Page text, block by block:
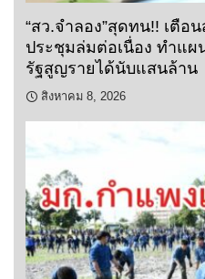
“สว.จำลอง”สุดทน!! เตือ
ประชุมล่มต่อเนื่อง ทำแ
รัฐสูญรายได้นับแสนล้าน
สิงหาคม 8, 2026